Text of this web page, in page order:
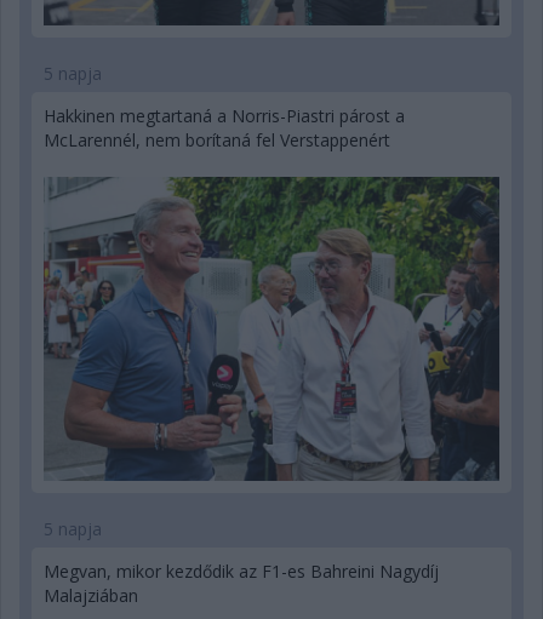
5 napja
Hakkinen megtartaná a Norris-Piastri párost a
McLarennél, nem borítaná fel Verstappenért
5 napja
Megvan, mikor kezdődik az F1-es Bahreini Nagydíj
Malajziában